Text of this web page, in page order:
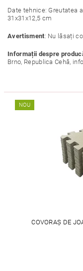
Date tehnice: Greutatea
31x31x12,5 cm
Avertisment: Nu lăsați
Informații despre
Brno, Republica Cehă,
NOU
COVORAȘ DE